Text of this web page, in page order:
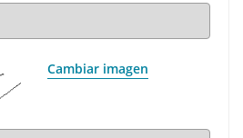
Cambiar imagen